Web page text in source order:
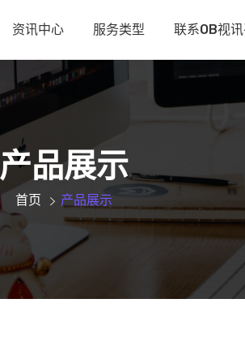
资讯中心 服务类型 联系OB视
产品展示
首页 产品展示